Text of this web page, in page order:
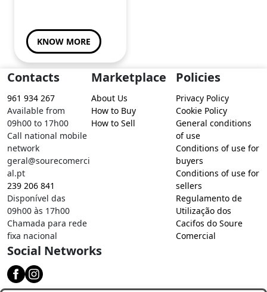
KNOW MORE
Contacts
961 934 267
Available from
09h00 to 17h00
Call national mobile
network
geral@sourecomerci
al.pt
239 206 841
Disponível das
09h00 às 17h00
Chamada para rede
fixa nacional
Marketplace
About Us
How to Buy
How to Sell
Policies
Privacy Policy
Cookie Policy
General conditions
of use
Conditions of use for
buyers
Conditions of use for
sellers
Regulamento de
Utilização dos
Cacifos do Soure
Comercial
Social Networks